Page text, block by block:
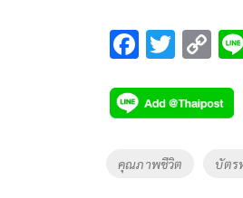
F
e
b
o
T
tt
er
C
p
y
Li
Tags
คุณภาพชีวิต บัตร